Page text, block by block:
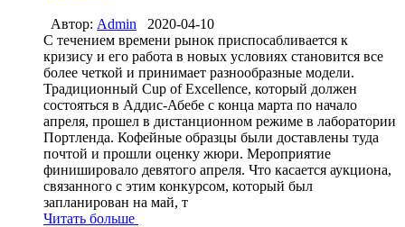
Автор: Admin
2020-04-10
С течением времени рынок приспосабливается к
кризису и его работа в новых условиях становится все
более четкой и принимает разнообразные модели.
Традиционный Cup of Excellence, который должен
состояться в Аддис-Абебе с конца марта по начало
апреля, прошел в дистанционном режиме в лаборатории
Портленда. Кофейные образцы были доставлены туда
почтой и прошли оценку жюри. Мероприятие
финишировало девятого апреля. Что касается аукциона,
связанного с этим конкурсом, который был
запланирован на май, т
Читать больше